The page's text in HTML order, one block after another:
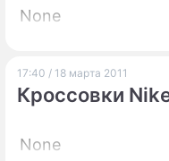
None
17:40 / 18 марта 2011
Кроссовки
None